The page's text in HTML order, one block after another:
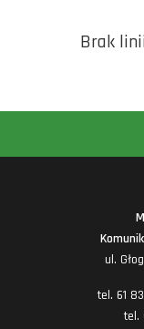
Brak
ul.
tel. 61
tel.